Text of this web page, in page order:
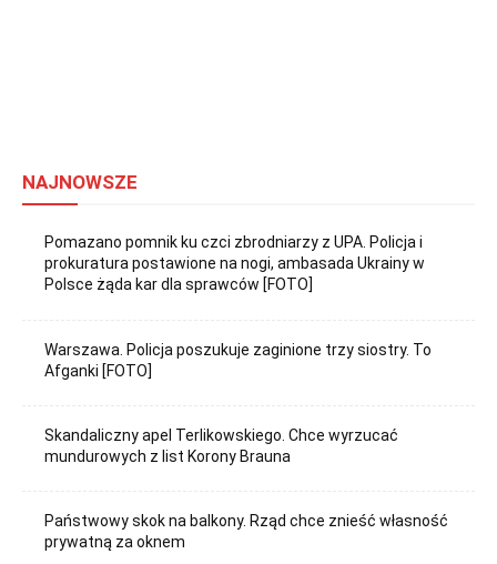
NAJNOWSZE
Pomazano pomnik ku czci zbrodniarzy z UPA. Policja i
prokuratura postawione na nogi, ambasada Ukrainy w
Polsce żąda kar dla sprawców [FOTO]
Warszawa. Policja poszukuje zaginione trzy siostry. To
Afganki [FOTO]
Skandaliczny apel Terlikowskiego. Chce wyrzucać
mundurowych z list Korony Brauna
Państwowy skok na balkony. Rząd chce znieść własność
prywatną za oknem